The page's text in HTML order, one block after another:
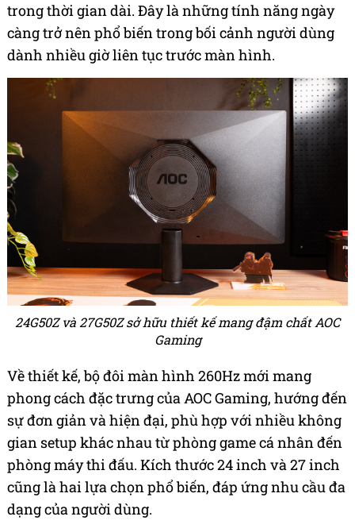
trong thời gian dài. Đây là những tính năng ngày
càng trở nên phổ biến trong bối cảnh người dùng
dành nhiều giờ liên tục trước màn hình.
24G50Z và 27G50Z sở hữu thiết kế mang đậm chất AOC
Gaming
Về thiết kế, bộ đôi màn hình 260Hz mới mang
phong cách đặc trưng của AOC Gaming, hướng đến
sự đơn giản và hiện đại, phù hợp với nhiều không
gian setup khác nhau từ phòng game cá nhân đến
phòng máy thi đấu. Kích thước 24 inch và 27 inch
cũng là hai lựa chọn phổ biến, đáp ứng nhu cầu đa
dạng của người dùng.